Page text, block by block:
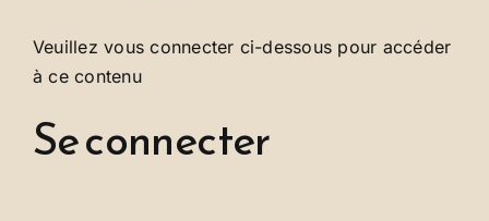
Veuillez vous connecter ci-dessous pour accéder
à ce contenu
Se connecter